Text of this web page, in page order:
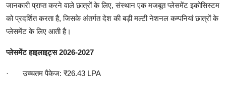
जानकारी प्राप्त करने वाले छात्रों के लिए, संस्थान एक मजबूत प्लेसमेंट इकोसिस्टम
को प्रदर्शित करता है, जिसके अंतर्गत देश की बड़ी मल्टी नेशनल कम्पनियां छात्रों के
प्लेसमेंट के लिए आती है।
प्लेसमेंट हाइलाइट्स 2026-2027
· उच्चतम पैकेज: ₹26.43 LPA